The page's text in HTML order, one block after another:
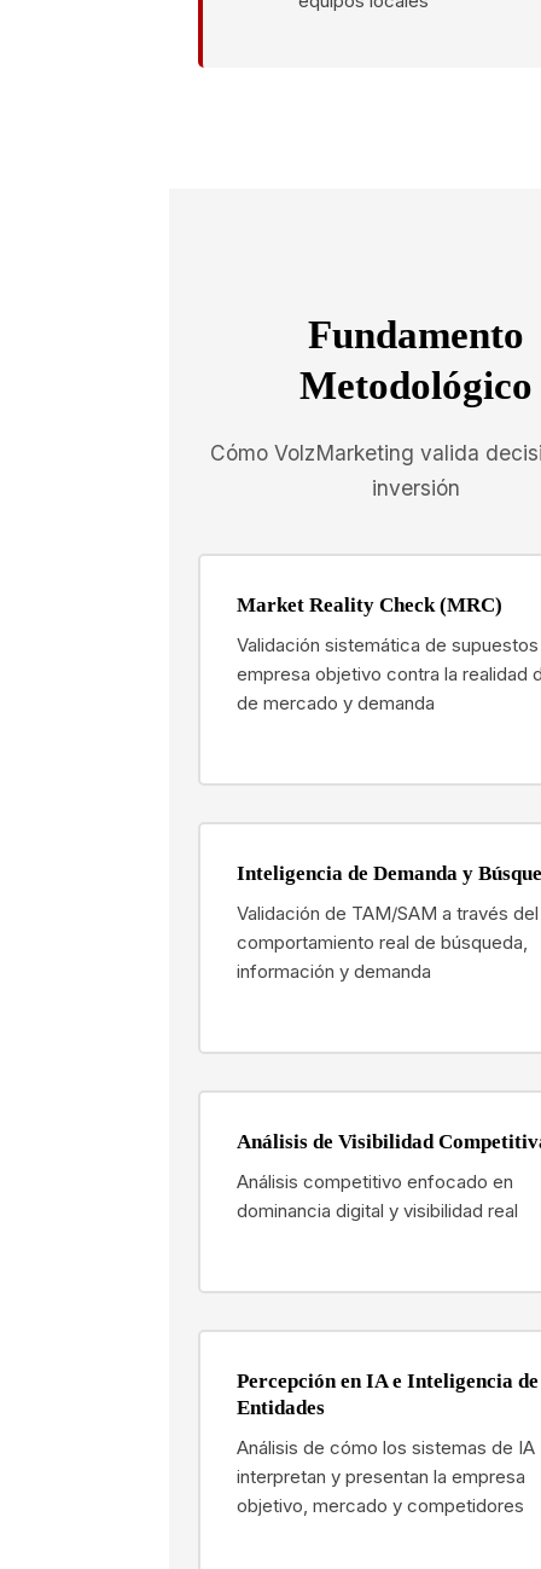
Fundamento
Metodológico
Cómo VolzMarketing valida
inversión
Market Reality Check (MRC)
Validación sistemática de
empresa objetivo contra la realidad
de mercado y demanda
Inteligencia de Demanda y
Validación de TAM/SAM a través del
comportamiento real de búsqueda,
información y demanda
Análisis de Visibilidad
Análisis competitivo enfocado en
dominancia digital y visibilidad real
Percepción en IA e Inteligencia de
Entidades
Análisis de cómo los sistemas de IA
interpretan y presentan la empresa
objetivo, mercado y competidores